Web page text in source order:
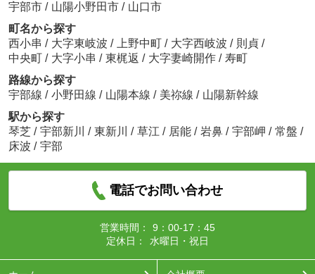
宇部市 / 山陽小野田市 / 山口市
町名から探す
西小串 / 大字東岐波 / 上野中町 / 大字西岐波 / 則貞 /
中央町 / 大字小串 / 東梶返 / 大字妻崎開作 / 寿町
路線から探す
宇部線 / 小野田線 / 山陽本線 / 美祢線 / 山陽新幹線
駅から探す
琴芝 / 宇部新川 / 東新川 / 草江 / 居能 / 岩鼻 / 宇部岬 / 常盤 /
床波 / 宇部
電話でお問い合わせ
営業時間：
9：00-17：45
定休日：
水曜日・祝日